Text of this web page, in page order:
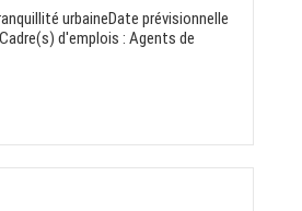
urbaineDate prévisionnelle
d'emplois : Agents de